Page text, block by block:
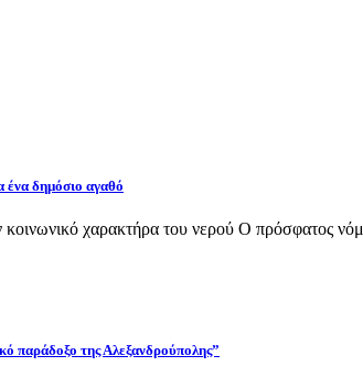
ένα δημόσιο αγαθό
χαρακτήρα του νερού Ο πρόσφατος
παράδοξο της Αλεξανδρούπολης”